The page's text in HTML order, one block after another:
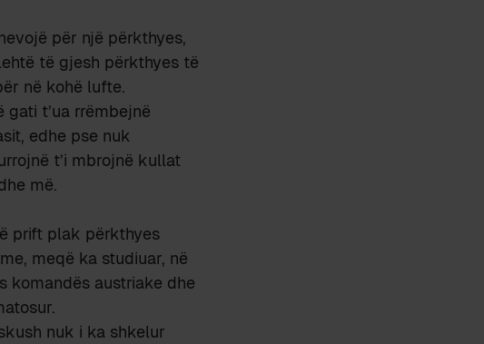
për një përkthyes,
të gjesh përkthyes të
në kohë lufte.
t’ua rrëmbejnë
edhe pse nuk
t’i mbrojnë kullat
më.
prift plak përkthyes
meqë ka studiuar, në
komandës austriake dhe
nuk i ka shkelur